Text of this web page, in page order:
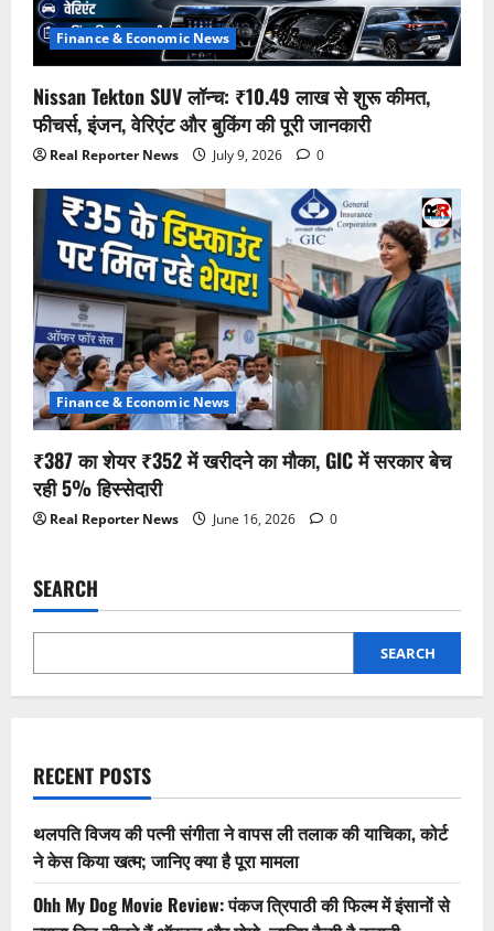
Finance & Economic News
Nissan Tekton SUV लॉन्च: ₹10.49 लाख से शुरू कीमत,
फीचर्स, इंजन, वेरिएंट और बुकिंग की पूरी जानकारी
Real Reporter News July 9, 2026 0
Finance & Economic News
₹387 का शेयर ₹352 में खरीदने का मौका, GIC में सरकार बेच
रही 5% हिस्सेदारी
Real Reporter News June 16, 2026 0
SEARCH
SEARCH
RECENT POSTS
थलपति विजय की पत्नी संगीता ने वापस ली तलाक की याचिका, कोर्ट
ने केस किया खत्म; जानिए क्या है पूरा मामला
Ohh My Dog Movie Review: पंकज त्रिपाठी की फिल्म में इंसानों से